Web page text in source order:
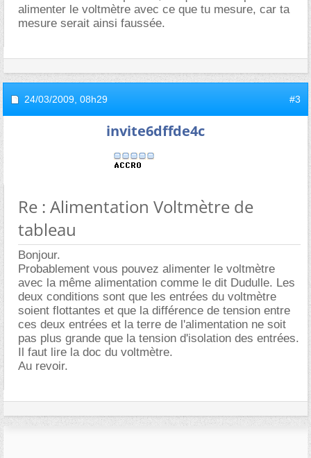
alimenter le voltmètre avec ce que tu mesure, car ta
mesure serait ainsi faussée.
24/03/2009, 08h29 #3
invite6dffde4c
Re : Alimentation Voltmètre de
tableau
Bonjour.
Probablement vous pouvez alimenter le voltmètre
avec la même alimentation comme le dit Dudulle. Les
deux conditions sont que les entrées du voltmètre
soient flottantes et que la différence de tension entre
ces deux entrées et la terre de l'alimentation ne soit
pas plus grande que la tension d'isolation des entrées.
Il faut lire la doc du voltmètre.
Au revoir.